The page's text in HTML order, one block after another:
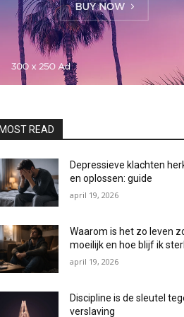
READ
Depressieve klachten
en oplossen: guide
april 19, 2026
Waarom is het zo leven
moeilijk en hoe blijf ik
april 19, 2026
Discipline is de sleutel
verslaving